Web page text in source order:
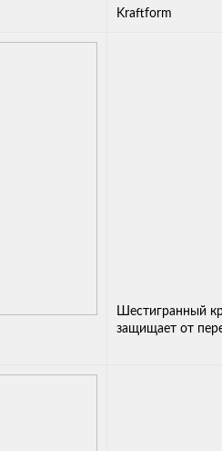
Kraftform
Шестигранный
защищает от